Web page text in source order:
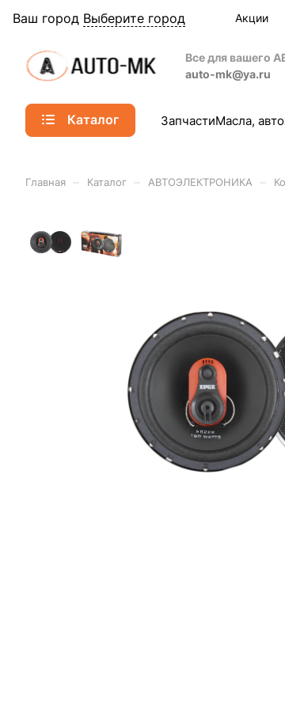
Ваш город Выберите город Акции
Все для вашего
auto-mk@ya.ru
Каталог ЗапчастиМасла,
Главная Каталог АВТОЭЛЕКТРОНИКА